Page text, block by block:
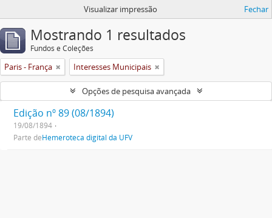
Visualizar impressão Fechar
Mostrando 1 resultados
Fundos e Coleções
Paris - França Interesses Municipais
Opções de pesquisa avançada
Edição nº 89 (08/1894)
19/08/1894
Parte deHemeroteca digital da UFV